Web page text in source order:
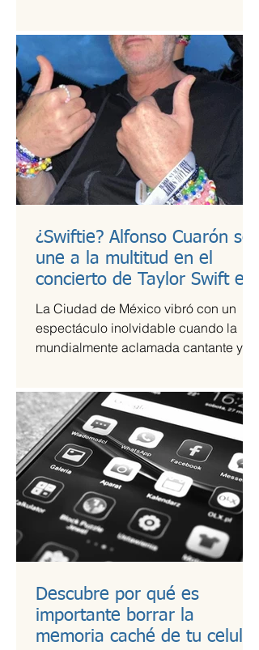
¿Swiftie? Alfonso Cuarón se
une a la multitud en el
concierto de Taylor Swift en
CDMX
La Ciudad de México vibró con un
espectáculo inolvidable cuando la
mundialmente aclamada cantante y
Descubre por qué es
importante borrar la
memoria caché de tu celular